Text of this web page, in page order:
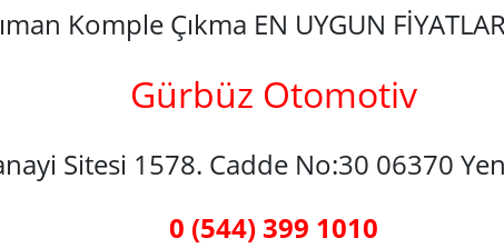
Komple Çıkma EN UYGUN
Gürbüz Otomotiv
Sitesi 1578. Cadde No:30 06370
0 (544) 399 1010